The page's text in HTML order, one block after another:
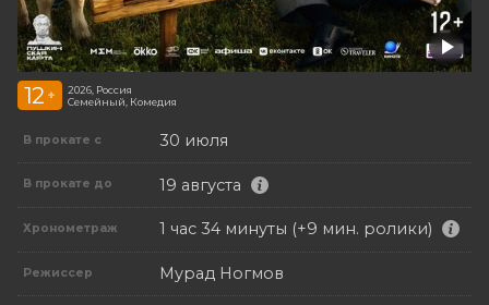
12 +
2026, Россия
Семейный, Комедия
В прокате с 30 июля
В прокате до 19 августа
Хронометраж 1 час 34 минуты (+9 мин. ролики)
Режиссер Мурад Ногмов